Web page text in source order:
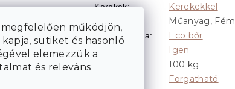
működjön,
sütiket és hasonló
elemezzük a
és releváns
Kerekek: Kerekekkel
Anyag Műanyag, Fém
Huzat anyaga: Eco bőr
Állítható Igen
100 kg
Forgatható